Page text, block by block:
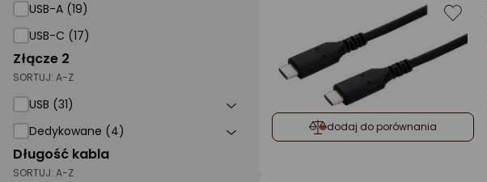
USB-A (19)
USB-C (17)
Złącze 2
SORTUJ: A-Z
USB (31)
Dedykowane (4)
Długość kabla
SORTUJ: A-Z
dodaj do porównania